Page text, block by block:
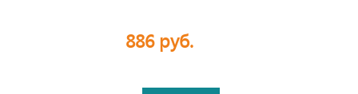
886 руб.